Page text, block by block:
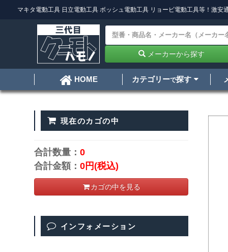
マキタ電動工具 日立電動工具 ボッシュ電動工具 リョービ電動工具等！激安
メーカーから探す
HOME カテゴリーで探す
現在のカゴの中
合計数量：0
合計金額：0円(税込)
カゴの中を見る
インフォメーション